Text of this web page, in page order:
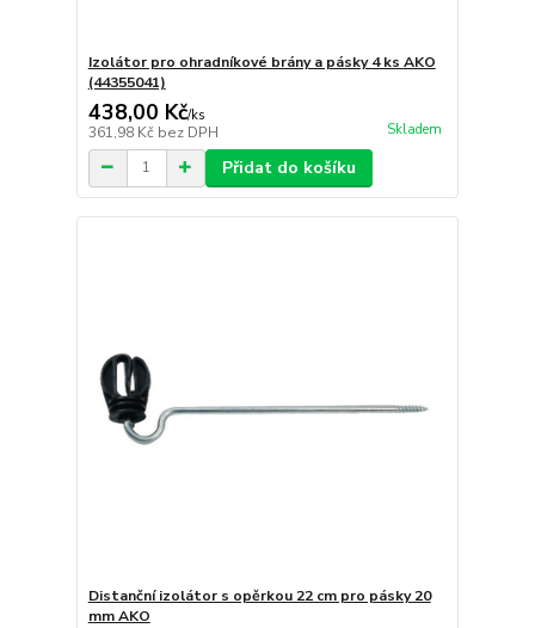
Izolátor pro ohradníkové brány a pásky 4 ks AKO
(44355041)
438,00 Kč/ks
361,98 Kč bez DPH Skladem
Přidat do košíku
Distanční izolátor s opěrkou 22 cm pro pásky 20
mm AKO